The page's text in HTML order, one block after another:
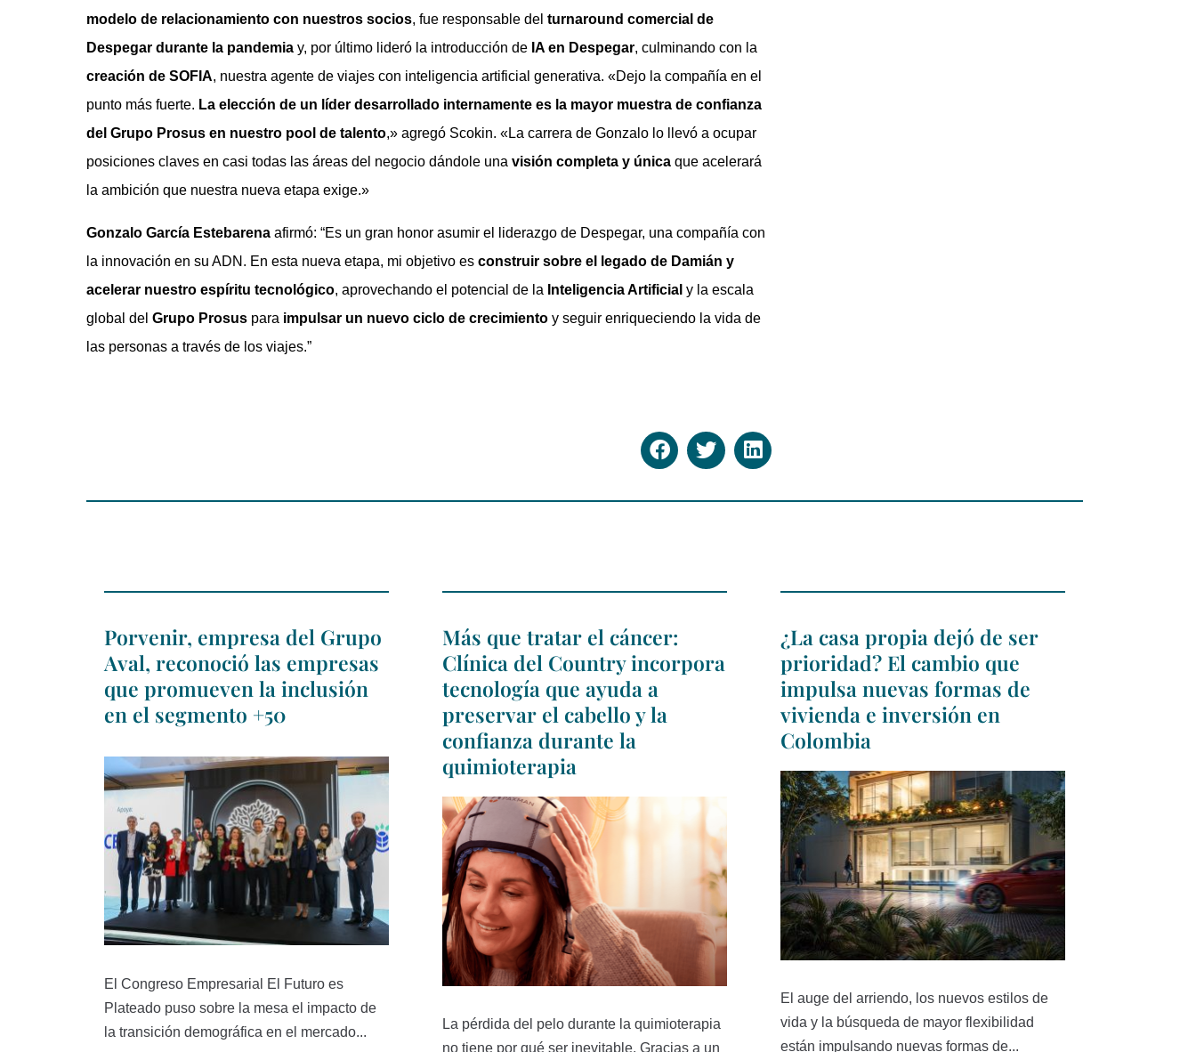
modelo de relacionamiento con nuestros socios, fue responsable del turnaround comercial de
Despegar durante la pandemia y, por último lideró la introducción de IA en Despegar, culminando con la
creación de SOFIA, nuestra agente de viajes con inteligencia artificial generativa. «Dejo la compañía en el
punto más fuerte. La elección de un líder desarrollado internamente es la mayor muestra de confianza
del Grupo Prosus en nuestro pool de talento,» agregó Scokin. «La carrera de Gonzalo lo llevó a ocupar
posiciones claves en casi todas las áreas del negocio dándole una visión completa y única que acelerará
la ambición que nuestra nueva etapa exige.»
Gonzalo García Estebarena afirmó: “Es un gran honor asumir el liderazgo de Despegar, una compañía con
la innovación en su ADN. En esta nueva etapa, mi objetivo es construir sobre el legado de Damián y
acelerar nuestro espíritu tecnológico, aprovechando el potencial de la Inteligencia Artificial y la escala
global del Grupo Prosus para impulsar un nuevo ciclo de crecimiento y seguir enriqueciendo la vida de
las personas a través de los viajes.”
Porvenir, empresa del Grupo
Aval, reconoció las empresas
que promueven la inclusión
en el segmento +50
El Congreso Empresarial El Futuro es
Plateado puso sobre la mesa el impacto de
la transición demográfica en el mercado...
Más que tratar el cáncer:
Clínica del Country incorpora
tecnología que ayuda a
preservar el cabello y la
confianza durante la
quimioterapia
La pérdida del pelo durante la quimioterapia
no tiene por qué ser inevitable. Gracias a un
¿La casa propia dejó de ser
prioridad? El cambio que
impulsa nuevas formas de
vivienda e inversión en
Colombia
El auge del arriendo, los nuevos estilos de
vida y la búsqueda de mayor flexibilidad
están impulsando nuevas formas de...